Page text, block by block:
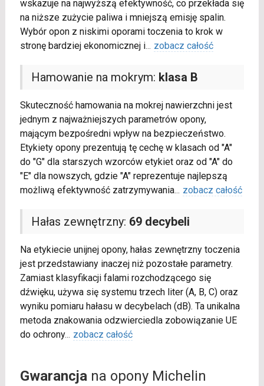
wskazuje na najwyższą efektywność, co przekłada się
na niższe zużycie paliwa i mniejszą emisję spalin.
Wybór opon z niskimi oporami toczenia to krok w
stronę bardziej ekonomicznej i... zobacz całość
Hamowanie na mokrym: klasa B
Skuteczność hamowania na mokrej nawierzchni jest
jednym z najważniejszych parametrów opony,
mającym bezpośredni wpływ na bezpieczeństwo.
Etykiety opony prezentują tę cechę w klasach od "A"
do "G" dla starszych wzorców etykiet oraz od "A" do
"E" dla nowszych, gdzie "A" reprezentuje najlepszą
możliwą efektywność zatrzymywania... zobacz całość
Hałas zewnętrzny: 69 decybeli
Na etykiecie unijnej opony, hałas zewnętrzny toczenia
jest przedstawiany inaczej niż pozostałe parametry.
Zamiast klasyfikacji falami rozchodzącego się
dźwięku, używa się systemu trzech liter (A, B, C) oraz
wyniku pomiaru hałasu w decybelach (dB). Ta unikalna
metoda znakowania odzwierciedla zobowiązanie UE
do ochrony... zobacz całość
Gwarancjana opony Michelin